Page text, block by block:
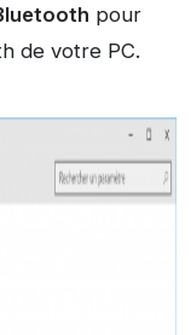
pour
de votre PC.